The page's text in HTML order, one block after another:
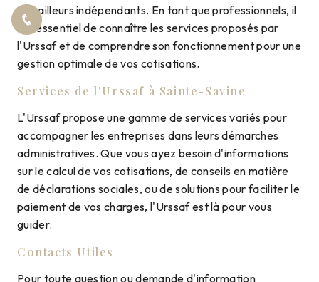
travailleurs indépendants. En tant que professionnels, il
est essentiel de connaître les services proposés par
l'Urssaf et de comprendre son fonctionnement pour une
gestion optimale de vos cotisations.
Services de l'Urssaf à Sainte-Savine
L'Urssaf propose une gamme de services variés pour
accompagner les entreprises dans leurs démarches
administratives. Que vous ayez besoin d'informations
sur le calcul de vos cotisations, de conseils en matière
de déclarations sociales, ou de solutions pour faciliter le
paiement de vos charges, l'Urssaf est là pour vous
guider.
Contacts Utiles
Pour toute question ou demande d'information